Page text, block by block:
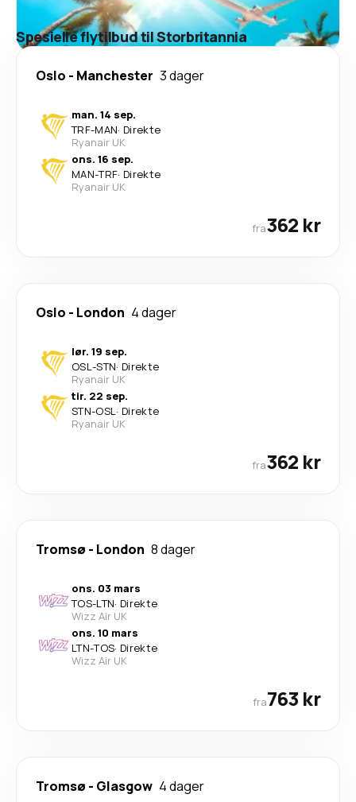
Spesielle flytilbud til Storbritannia
Oslo - Manchester 3 dager
man. 14 sep.
TRF-MAN· Direkte
Ryanair UK
ons. 16 sep.
MAN-TRF· Direkte
Ryanair UK
fra362 kr
Oslo - London 4 dager
lør. 19 sep.
OSL-STN· Direkte
Ryanair UK
tir. 22 sep.
STN-OSL· Direkte
Ryanair UK
fra362 kr
Tromsø - London 8 dager
ons. 03 mars
TOS-LTN· Direkte
Wizz Air UK
ons. 10 mars
LTN-TOS· Direkte
Wizz Air UK
fra763 kr
Tromsø - Glasgow 4 dager